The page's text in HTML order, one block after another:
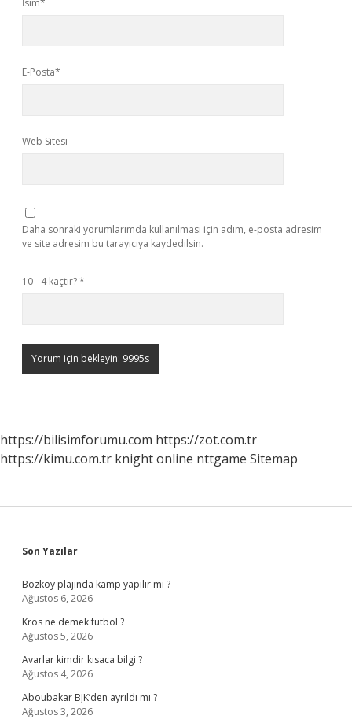
İsim*
E-Posta*
Web Sitesi
Daha sonraki yorumlarımda kullanılması için adım, e-posta adresim
ve site adresim bu tarayıcıya kaydedilsin.
10 - 4 kaçtır?*
https://bilisimforumu.com https://zot.com.tr
https://kimu.com.tr knight online nttgame Sitemap
Sidebar
Son Yazılar
Bozköy plajında kamp yapılır mı ?
Ağustos 6, 2026
Kros ne demek futbol ?
Ağustos 5, 2026
Avarlar kimdir kısaca bilgi ?
Ağustos 4, 2026
Aboubakar BJK’den ayrıldı mı ?
Ağustos 3, 2026